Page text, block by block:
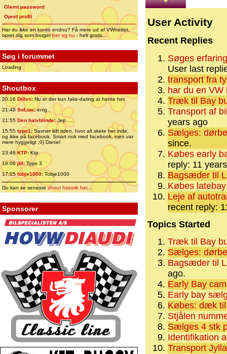
Glemt password
Opret profil
Har du ikke en konto endnu? Få mere ud af VWnettet,
opret dig som brugerher og nu - helt gratis...
Søg i forummet
Loading
Shoutbox
20:16 Dillen: Nu er der kun fake-dating at hente her.
21:48 SoLow:enig..
21:55 Den halvblinde:Jep.....
15:55 type1:Savner lidt tiden, hvor alt skete her inde,
og ikke på facebook. Smart nok med facebook, men var
mere hyggeligt ;0) Daniel
23:46 KTP:Ktp
19:06jbl:Type 3
17:05tobje1000: Tobje1000
Du kan se senesteshout historik her...
Sponsorer
User Activity
Recent Replies
Søges
User last
transport fra
har du en VW
Træk til Bay
Transport af
years ago
Sælges:
since.
Købes early
reply: 11
Bagsæder til
Købes
Leje af
recent reply:
Topics Started
Træk til Bay
Sælges:
Bagsæder til
ago.
Early Bay
Early bay
Købes: dæk
Stjålen
Sælges 4 stk
Identifikation
Transport